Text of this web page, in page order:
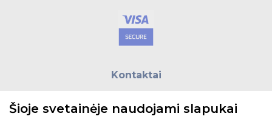
Kontaktai
Telefonas:+370 5 215 0070
Šioje svetainėje naudojami slapukai